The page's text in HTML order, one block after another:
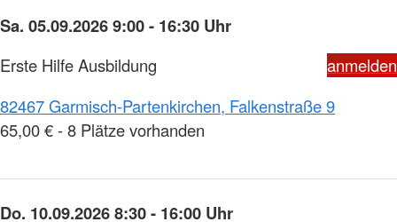
Sa. 05.09.2026 9:00 - 16:30 Uhr
Erste Hilfe Ausbildung
anmelden
82467 Garmisch-Partenkirchen, Falkenstraße 9
65,00 € - 8 Plätze vorhanden
Do. 10.09.2026 8:30 - 16:00 Uhr